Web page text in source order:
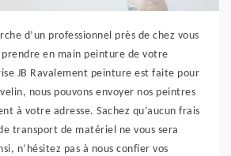
d’un professionnel près de chez vous
en main peinture de votre
JB Ravalement peinture est faite pour
nous pouvons envoyer nos peintres
à votre adresse. Sachez qu’aucun frais
transport de matériel ne vous sera
n’hésitez pas à nous confier vos